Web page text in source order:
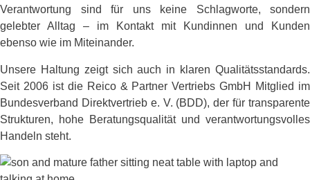
Verantwortung sind für uns keine Schlagworte, sondern
gelebter Alltag – im Kontakt mit Kundinnen und Kunden
ebenso wie im Miteinander.
Unsere Haltung zeigt sich auch in klaren Qualitätsstandards.
Seit 2006 ist die Reico & Partner Vertriebs GmbH Mitglied im
Bundesverband Direktvertrieb e. V. (BDD), der für transparente
Strukturen, hohe Beratungsqualität und verantwortungsvolles
Handeln steht.